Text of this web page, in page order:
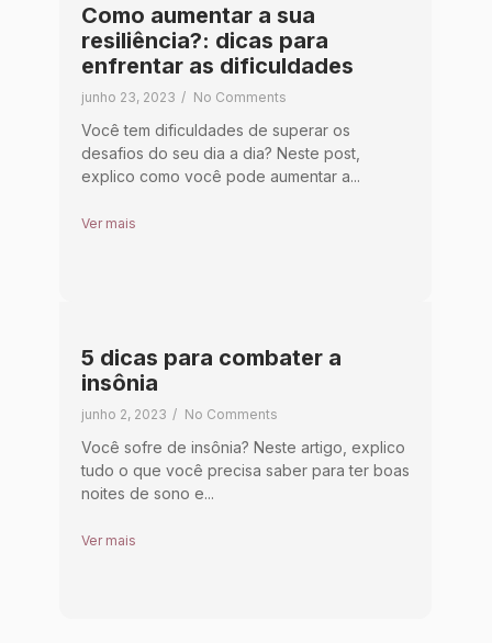
Como aumentar a sua
resiliência?: dicas para
enfrentar as dificuldades
junho 23, 2023 / No Comments
Você tem dificuldades de superar os
desafios do seu dia a dia? Neste post,
explico como você pode aumentar a...
Ver mais
5 dicas para combater a
insônia
junho 2, 2023 / No Comments
Você sofre de insônia? Neste artigo, explico
tudo o que você precisa saber para ter boas
noites de sono e...
Ver mais